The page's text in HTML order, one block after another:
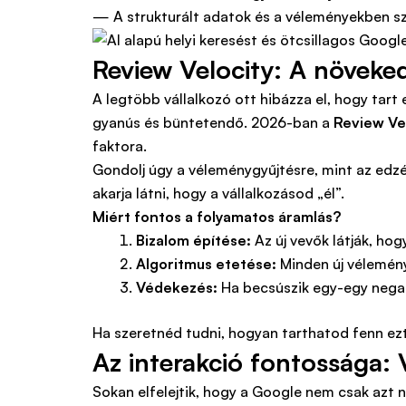
— A strukturált adatok és a véleményekben
Review Velocity: A
A legtöbb vállalkozó ott hibázza el, hogy tart
gyanús és büntetendő. 2026-ban a Review
faktora.
Gondolj úgy a véleménygyűjtésre, mint az
akarja látni, hogy a vállalkozásod „él”.
Miért fontos a folyamatos áramlás?
Bizalom építése: Az új vevők látják,
Algoritmus etetése: Minden új
Védekezés: Ha becsúszik egy-egy
Ha szeretnéd tudni, hogyan tarthatod fenn
Az interakció fontossága:
Sokan elfelejtik, hogy a Google nem csak azt